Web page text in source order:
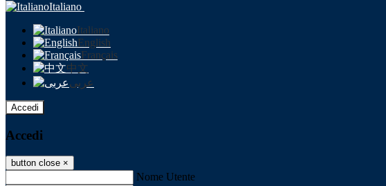
Italiano
Italiano
English
Français
中文
عربى
Accedi
Accedi
button close ×
Nome Utente